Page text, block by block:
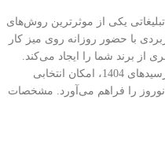
یکی از موثرترین روش‌های
با حضور روزانه روی میز کار
از برند شما را ایجاد می‌کند.
نوبل گیفت با ارائه تنوع گسترده‌ای از سررسیدهای 1404، امکان انتخابی
نوروز را فراهم می‌آورد. مشخصات